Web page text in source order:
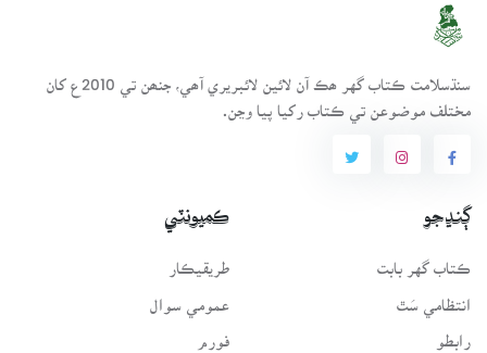
سنڌسلامت ڪتاب گهر ھڪ آن لائين لائبريري آھي، جنھن تي 2010ع کان
مختلف موضوعن تي ڪتاب رکيا پيا وڃن.
ڳنڍجو
ڪتاب گهر بابت
انتظامي سَٿ
رابطو
ڪميونٽي
طريقيڪار
عمومي سوال
فورم